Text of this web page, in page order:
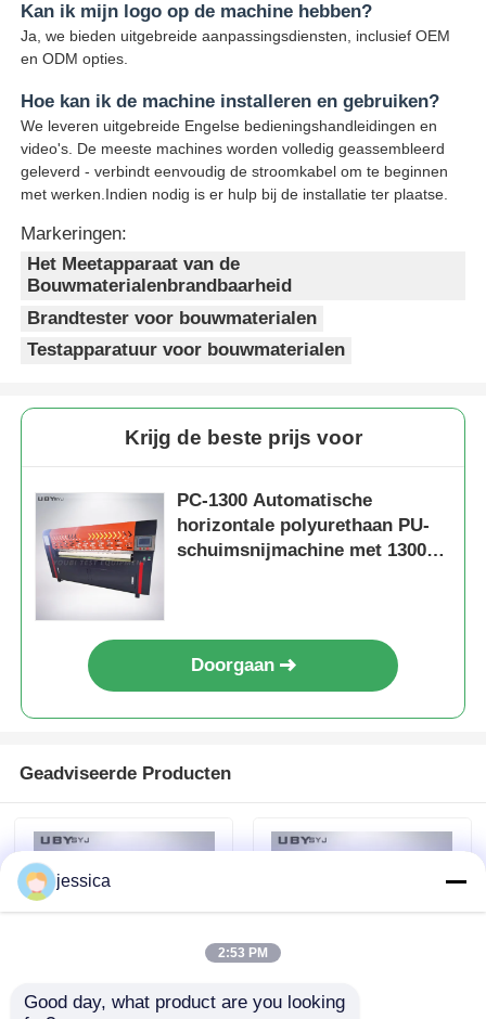
Kan ik mijn logo op de machine hebben?
Ja, we bieden uitgebreide aanpassingsdiensten, inclusief OEM
en ODM opties.
Hoe kan ik de machine installeren en gebruiken?
We leveren uitgebreide Engelse bedieningshandleidingen en
video's. De meeste machines worden volledig geassembleerd
geleverd - verbindt eenvoudig de stroomkabel om te beginnen
met werken.Indien nodig is er hulp bij de installatie ter plaatse.
Markeringen:
Het Meetapparaat van de
Bouwmaterialenbrandbaarheid
Brandtester voor bouwmaterialen
Testapparatuur voor bouwmaterialen
Krijg de beste prijs voor
PC-1300 Automatische
horizontale polyurethaan PU-
schuimsnijmachine met 1300
Doorgaan
Geadviseerde Producten
jessica
2:53 PM
Good day, what product are you looking